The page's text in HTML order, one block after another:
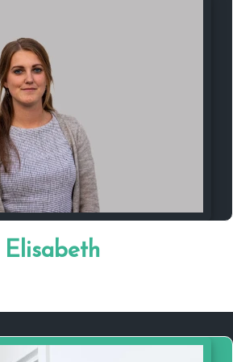
getrouwd en moeder
van Emma.
leven ben ik ambulant
mensen en gezinnen die
aanlopen. Daarnaast ben ik
stichting, omdat ik het
mensen in moeilijkheden
Stichting Geven is Leven
Elisabeth